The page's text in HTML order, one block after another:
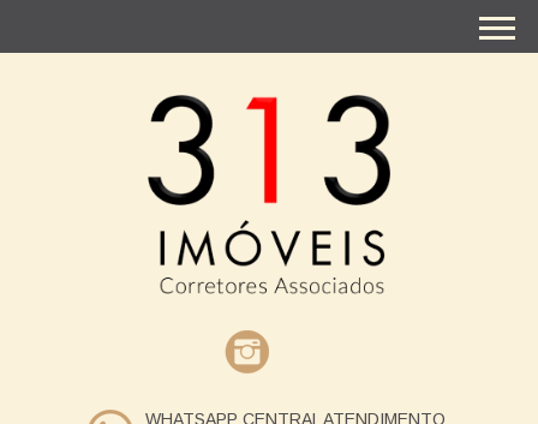
WHATSAPP CENTRAL ATENDIMENTO